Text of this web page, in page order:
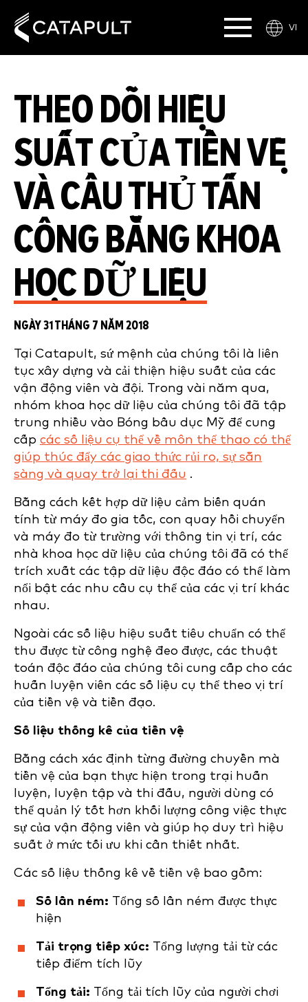
VI
THEO DÕI HIỆU
SUẤT CỦA TIỀN VỆ
VÀ CẦU THỦ TẤN
CÔNG BẰNG KHOA
HỌC DỮ LIỆU
NGÀY 31 THÁNG 7 NĂM 2018
Tại Catapult, sứ mệnh của chúng tôi là liên
tục xây dựng và cải thiện hiệu suất của các
vận động viên và đội. Trong vài năm qua,
nhóm khoa học dữ liệu của chúng tôi đã tập
trung nhiều vào Bóng bầu dục Mỹ để cung
cấp các số liệu cụ thể về môn thể thao có thể
giúp thúc đẩy các giao thức rủi ro, sự sẵn
sàng và quay trở lại thi đấu .
Bằng cách kết hợp dữ liệu cảm biến quán
tính từ máy đo gia tốc, con quay hồi chuyển
và máy đo từ trường với thông tin vị trí, các
nhà khoa học dữ liệu của chúng tôi đã có thể
trích xuất các tập dữ liệu độc đáo có thể làm
nổi bật các nhu cầu cụ thể của các vị trí khác
nhau.
Ngoài các số liệu hiệu suất tiêu chuẩn có thể
thu được từ công nghệ đeo được, các thuật
toán độc đáo của chúng tôi cung cấp cho các
huấn luyện viên các số liệu cụ thể theo vị trí
của tiền vệ và tiền đạo.
Số liệu thống kê của tiền vệ
Bằng cách xác định từng đường chuyền mà
tiền vệ của bạn thực hiện trong trại huấn
luyện, luyện tập và thi đấu, người dùng có
thể quản lý tốt hơn khối lượng công việc thực
sự của vận động viên và giúp họ duy trì hiệu
suất ở mức tối ưu khi cần thiết nhất.
Các số liệu thống kê về tiền vệ bao gồm:
Số lần ném: Tổng số lần ném được thực
hiện
Tải trọng tiếp xúc: Tổng lượng tải từ các
tiếp điểm tích lũy
Tổng tải: Tổng tải tích lũy của người chơi